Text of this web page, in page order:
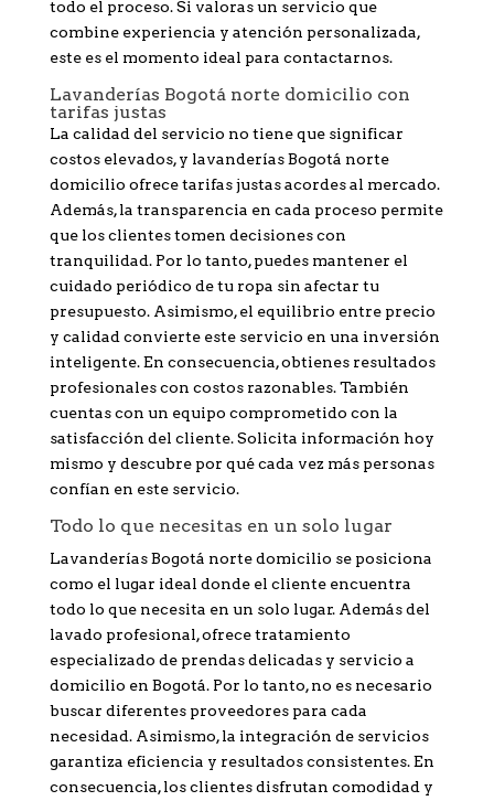
todo el proceso. Si valoras un servicio que
combine experiencia y atención personalizada,
este es el momento ideal para contactarnos.
Lavanderías Bogotá norte domicilio con
tarifas justas
La calidad del servicio no tiene que significar
costos elevados, y lavanderías Bogotá norte
domicilio ofrece tarifas justas acordes al mercado.
Además, la transparencia en cada proceso permite
que los clientes tomen decisiones con
tranquilidad. Por lo tanto, puedes mantener el
cuidado periódico de tu ropa sin afectar tu
presupuesto. Asimismo, el equilibrio entre precio
y calidad convierte este servicio en una inversión
inteligente. En consecuencia, obtienes resultados
profesionales con costos razonables. También
cuentas con un equipo comprometido con la
satisfacción del cliente. Solicita información hoy
mismo y descubre por qué cada vez más personas
confían en este servicio.
Todo lo que necesitas en un solo lugar
Lavanderías Bogotá norte domicilio se posiciona
como el lugar ideal donde el cliente encuentra
todo lo que necesita en un solo lugar. Además del
lavado profesional, ofrece tratamiento
especializado de prendas delicadas y servicio a
domicilio en Bogotá. Por lo tanto, no es necesario
buscar diferentes proveedores para cada
necesidad. Asimismo, la integración de servicios
garantiza eficiencia y resultados consistentes. En
consecuencia, los clientes disfrutan comodidad y